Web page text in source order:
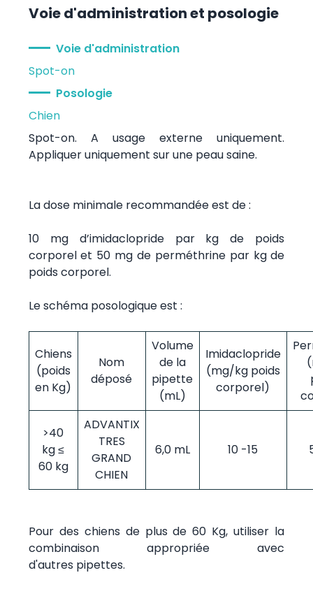
Voie d'administration et posologie
Voie d'administration
Spot-on
Posologie
Chien
Spot-on. A usage externe uniquement.
Appliquer uniquement sur une peau saine.
La dose minimale recommandée est de :
10 mg d’imidaclopride par kg de poids
corporel et 50 mg de perméthrine par kg de
poids corporel.
Le schéma posologique est :
Chiens
(poids
en Kg)
Nom
déposé
Volume
de la
pipette
(mL)
Imidaclopride
(mg/kg poids
corporel)
>40
kg ≤
60 kg
ADVANTIX
TRES
GRAND
CHIEN
6,0 mL 10 -15
Pour des chiens de plus de 60 Kg, utiliser la
combinaison appropriée avec
d'autres pipettes.